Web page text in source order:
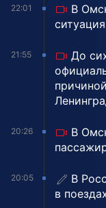
22:01
В
21:55
До
20:26
В
20:05
В
в